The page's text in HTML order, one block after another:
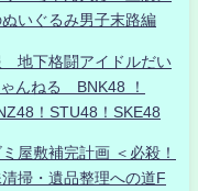
いぐるみ男子末路編
地下格闘アイドルだい
んねる BNK48 ！
！STU48！SKE48
屋敷補完計画 ＜必殺！
掃・遺品整理への道F